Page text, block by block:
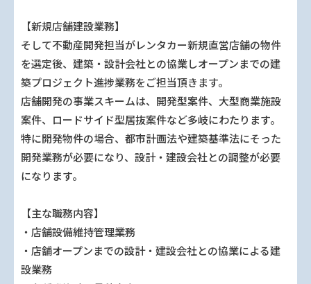
【新規店舗建設業務】
そして不動産開発担当がレンタカー新規直営店舗の物件
を選定後、建築・設計会社との協業しオープンまでの建
築プロジェクト進捗業務をご担当頂きます。
店舗開発の事業スキームは、開発型案件、大型商業施設
案件、ロードサイド型居抜案件など多岐にわたります。
特に開発物件の場合、都市計画法や建築基準法にそった
開発業務が必要になり、設計・建設会社との調整が必要
になります。
【主な職務内容】
・店舗設備維持管理業務
・店舗オープンまでの設計・建設会社との協業による建
設業務